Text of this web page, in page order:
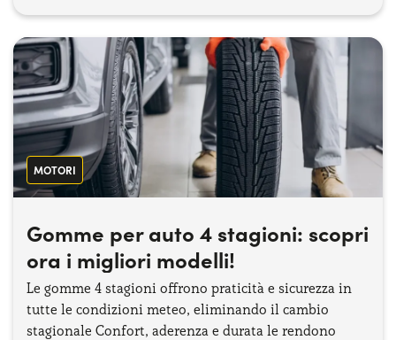
MOTORI
Gomme per auto 4 stagioni: scopri
ora i migliori modelli!
Le gomme 4 stagioni offrono praticità e sicurezza in
tutte le condizioni meteo, eliminando il cambio
stagionale Confort, aderenza e durata le rendono